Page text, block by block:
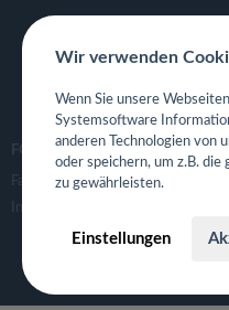
FOLGE UNS
Facebook
Instagram
Wir verwenden
Wenn Sie unsere
Systemsoftware
anderen Technologien von
oder speichern, um z.B.
zu gewährleisten.
Einstellungen